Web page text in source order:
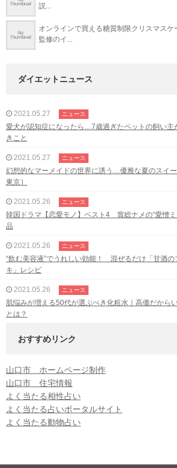
説...
オンラインで買える糖質制限クリスマスケ
監修のイ...
ダイエットニュース
2021.05.27 ニュース
愛犬が認知症になったら…7歳過ぎたペットの飼い主
きこと
2021.05.27 ニュース
幻想的なマーメイドの世界に誘う…優雅な夏のスイ
東京］
2021.05.26 ニュース
韓国ドラマ【恋愛モノ】ベスト4 賞総ナメの“愛憎
品
2021.05.26 ニュース
“飲む美容液”でうれしい効能！ 混ぜるだけ「甘酒の
キ」レシピ
2021.05.26 ニュース
肌悩みが増える50代が選ぶべき化粧水｜高価だから
とは？
おすすめリンク
山口市 ホームページ制作
山口市 住宅情報
よく当たる相性占い
よく当たる占いポータルサイト
よく当たる動物占い